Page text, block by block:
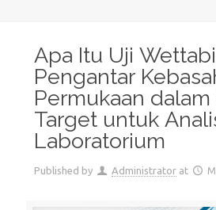
Apa Itu Uji
Pengantar
Permukaan dalam
Target untuk
Laboratorium
Published by Administrator at